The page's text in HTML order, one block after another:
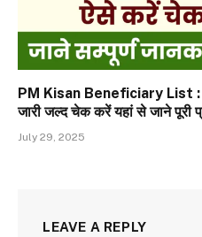
PM Kisan Beneficiary List :
जारी जल्द चेक करें यहां से जाने पूरी
July 29, 2025
LEAVE A REPLY